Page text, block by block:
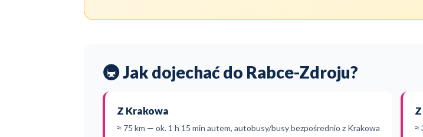
🚇 Jak dojechać do Rabce-Zdroju?
Z Krakowa
≈ 75 km — ok. 1 h 15 min autem, autobusy/busy bezpośrednio z Krakowa ≈